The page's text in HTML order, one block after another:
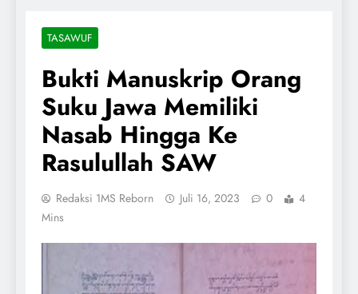
TASAWUF
Bukti Manuskrip Orang
Suku Jawa Memiliki
Nasab Hingga Ke
Rasulullah SAW
Redaksi 1MS Reborn Juli 16, 2023 0
4
Mins